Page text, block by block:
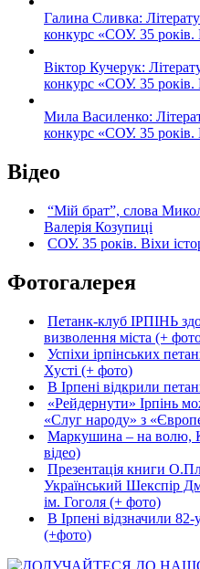
Галина Сливка:
конкурс «СОУ. 35 років.
Віктор Кучерук:
конкурс «СОУ. 35 років.
Мила Василенко:
конкурс «СОУ. 35 років.
Відео
“Мій брат”, слова
Валерія Козупиці
СОУ. 35 років. Віхи
Фотогалерея
Петанк-клуб ІРПІНЬ
визволення міста (+
Успіхи ірпінських
Хусті (+ фото)
В Ірпені відкрили
«Рейдернути» Ірпінь
«Слуг народу» з
Маркушина – на волю,
відео)
Презентація книги
Український Шекспір
ім. Гоголя (+ фото)
В Ірпені відзначили
(+фото)